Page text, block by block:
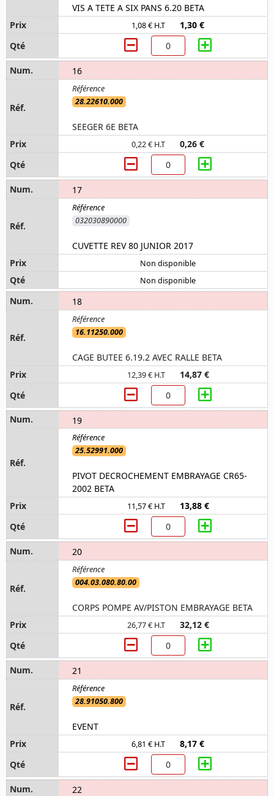
VIS A TETE A SIX PANS 6.20 BETA
1,08 € H.T 1,30 €
16
28.22610.000
SEEGER 6E BETA
0,22 € H.T 0,26 €
17
032030890000
CUVETTE REV 80 JUNIOR 2017
Non disponible
Non disponible
18
16.11250.000
CAGE BUTEE 6.19.2 AVEC RALLE BETA
12,39 € H.T 14,87 €
19
25.52991.000
PIVOT DECROCHEMENT EMBRAYAGE CR65-
2002 BETA
11,57 € H.T 13,88 €
20
004.03.080.80.00
CORPS POMPE AV/PISTON EMBRAYAGE BETA
26,77 € H.T 32,12 €
21
28.91050.800
EVENT
6,81 € H.T 8,17 €
22